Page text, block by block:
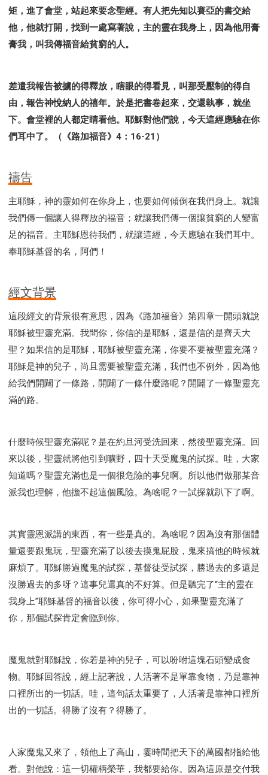
矩，進了會堂，站起來要念聖經。有人把先知以賽亞的書交給
他，他就打開，找到一處寫著說，主的靈在我身上，因為他用膏
膏我，叫我傳福音給貧窮的人。
差遣我報告被擄的得釋放，瞎眼的得看見，叫那受壓制的得自
由，報告神悅納人的禧年。於是把書卷起來，交還執事，就坐
下。會堂裡的人都定睛看他。耶穌對他們說，今天這經應驗在你
們耳中了。（《路加福音》4：16-21）
禱告
主耶穌，神的靈如何在你身上，也要如何傾倒在我們身上。就讓
我們傳一個讓人得釋放的福音；就讓我們傳一個讓貧窮的人變富
足的福音。主耶穌恩待我們，就讓這經，今天應驗在我們耳中。
奉耶穌基督的名，阿們！
經文背景
這段經文的背景很有意思，因為《路加福音》第四章一開頭就說
耶穌被聖靈充滿。我問你，你信的是耶穌，還是信的是齊天大
聖？如果信的是耶穌，耶穌被聖靈充滿，你要不要被聖靈充滿？
耶穌是神的兒子，尚且需要被聖靈充滿，我們也不例外，因為他
給我們開闢了一條路，開闢了一條什麼路呢？開闢了一條聖靈充
滿的路。
什麼時候聖靈充滿呢？是在約旦河受洗回來，然後聖靈充滿。回
來以後，聖靈就將他引到曠野，四十天受魔鬼的試探。哇，大家
知道嗎？聖靈充滿也是一個很危險的事兒啊。所以他們做那某音
派我也理解，他擔不起這個風險。為啥呢？一試探就趴下了啊。
其實靈恩派講的東西，有一些是真的。為啥呢？因為沒有那個體
量還要跟鬼玩，聖靈充滿了以後去摸鬼屁股，鬼來搞他的時候就
麻煩了。耶穌勝過魔鬼的試探，基督徒受試探，勝過去的多還是
沒勝過去的多呀？這事兒還真的不好算。但是聽完了“主的靈在
我身上”耶穌基督的福音以後，你可得小心，如果聖靈充滿了
你，那個試探肯定會臨到你。
魔鬼就對耶穌說，你若是神的兒子，可以吩咐這塊石頭變成食
物。耶穌回答說，經上記著說，人活著不是單靠食物，乃是靠神
口裡所出的一切話。哇，這句話太重要了，人活著是靠神口裡所
出的一切話。得勝了沒有？得勝了。
人家魔鬼又來了，領他上了高山，霎時間把天下的萬國都指給他
看。對他說：這一切權柄榮華，我都要給你。因為這原是交付我